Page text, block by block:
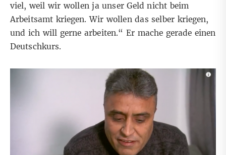
viel, weil wir wollen ja unser Geld nicht beim
Arbeitsamt kriegen. Wir wollen das selber kriegen,
und ich will gerne arbeiten.“ Er mache gerade einen
Deutschkurs.